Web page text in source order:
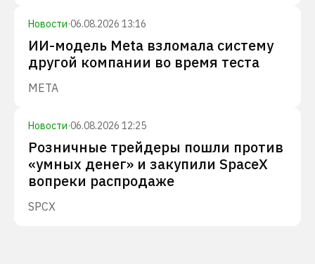
Новости·06.08.2026 13:16
ИИ-модель Meta взломала систему
другой компании во время теста
META
Новости·06.08.2026 12:25
Розничные трейдеры пошли против
«умных денег» и закупили SpaceX
вопреки распродаже
SPCX